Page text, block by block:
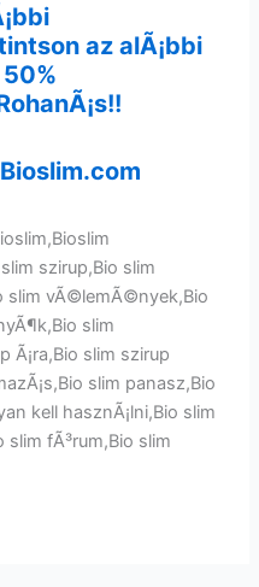
az alÃ¡bbi
szirup,Bio slim
slim vÃ©lemÃ©nyek,Bio
slim
Ã¡ra,Bio slim szirup
slim panasz,Bio
kell hasznÃ¡lni,Bio slim
slim fÃ³rum,Bio slim